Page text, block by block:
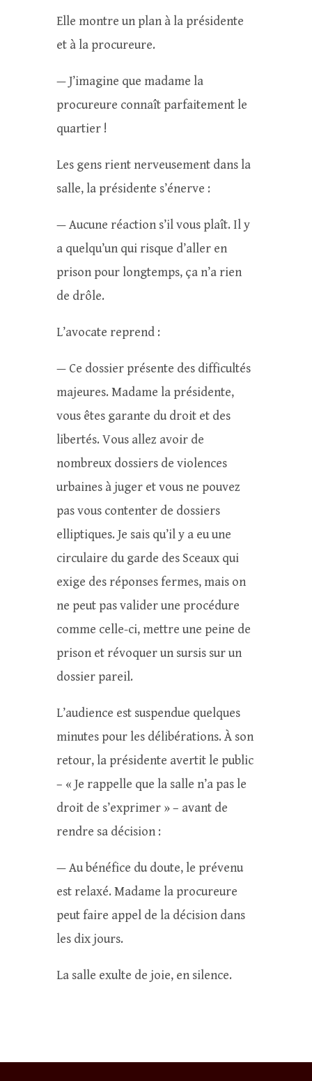
Elle montre un plan à la présidente
et à la procureure.
— J’imagine que madame la
procureure connaît parfaitement le
quartier !
Les gens rient nerveusement dans la
salle, la présidente s’énerve :
— Aucune réaction s’il vous plaît. Il y
a quelqu’un qui risque d’aller en
prison pour longtemps, ça n’a rien
de drôle.
L’avocate reprend :
— Ce dossier présente des difficultés
majeures. Madame la présidente,
vous êtes garante du droit et des
libertés. Vous allez avoir de
nombreux dossiers de violences
urbaines à juger et vous ne pouvez
pas vous contenter de dossiers
elliptiques. Je sais qu’il y a eu une
circulaire du garde des Sceaux qui
exige des réponses fermes, mais on
ne peut pas valider une procédure
comme celle-ci, mettre une peine de
prison et révoquer un sursis sur un
dossier pareil.
L’audience est suspendue quelques
minutes pour les délibérations. À son
retour, la présidente avertit le public
– « Je rappelle que la salle n’a pas le
droit de s’exprimer » – avant de
rendre sa décision :
— Au bénéfice du doute, le prévenu
est relaxé. Madame la procureure
peut faire appel de la décision dans
les dix jours.
La salle exulte de joie, en silence.